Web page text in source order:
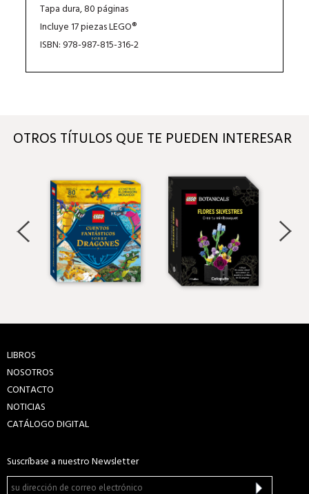
Tapa dura, 80 páginas
Incluye 17 piezas LEGO®
ISBN: 978-987-815-316-2
OTROS TÍTULOS QUE TE PUEDEN INTERESAR
LIBROS
NOSOTROS
CONTACTO
NOTICIAS
CATÁLOGO DIGITAL
Suscríbase a nuestro Newsletter